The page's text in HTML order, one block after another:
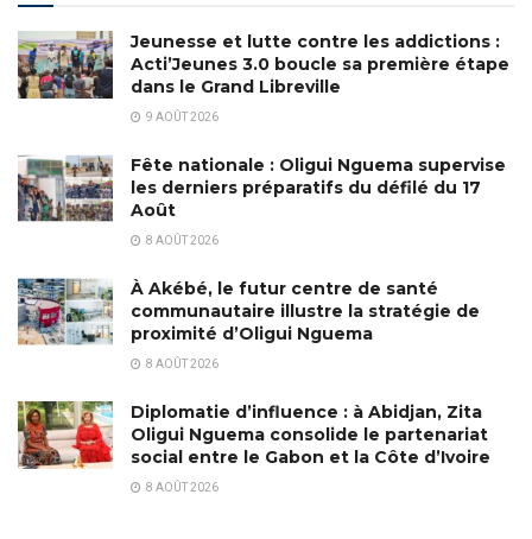
Jeunesse et lutte contre les addictions :
Acti’Jeunes 3.0 boucle sa première étape
dans le Grand Libreville
9 AOÛT 2026
Fête nationale : Oligui Nguema supervise
les derniers préparatifs du défilé du 17
Août
8 AOÛT 2026
À Akébé, le futur centre de santé
communautaire illustre la stratégie de
proximité d’Oligui Nguema
8 AOÛT 2026
Diplomatie d’influence : à Abidjan, Zita
Oligui Nguema consolide le partenariat
social entre le Gabon et la Côte d’Ivoire
8 AOÛT 2026